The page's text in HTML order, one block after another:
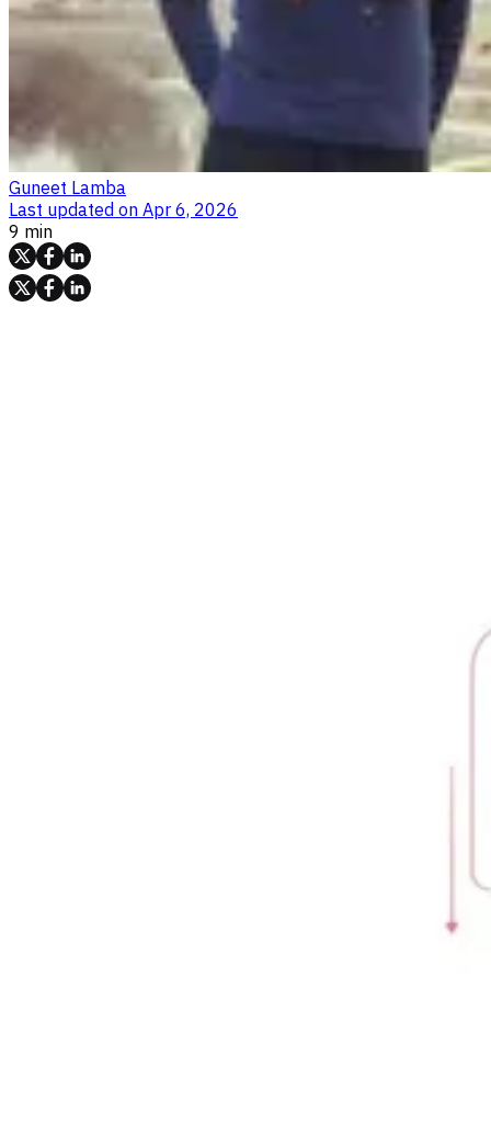
Guneet Lamba
Last updated on Apr 6, 2026
9 min